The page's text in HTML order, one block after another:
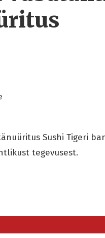
Sushi Tigeri
tegevusest.